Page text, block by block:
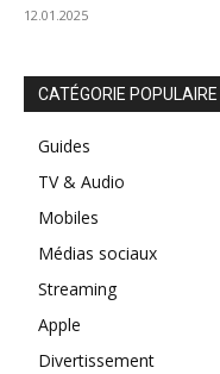
12.01.2025
CATÉGORIE POPULAIRE
Guides
TV & Audio
Mobiles
Médias sociaux
Streaming
Apple
Divertissement